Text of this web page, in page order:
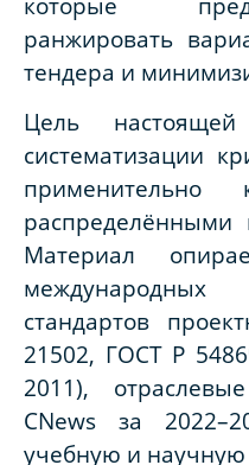
ранжировать
тендера и
Цель
систематизации
Материал
стандартов
21502, ГОСТ Р
2011),
CNews за
учебную и научную